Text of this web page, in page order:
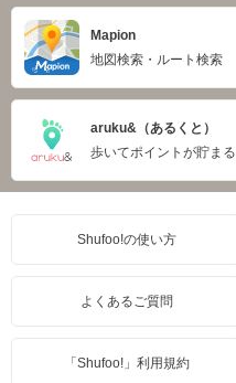
Mapion
地図検索・ルート検索
aruku&（あるくと）
歩いてポイントが貯まる
Shufoo!の使い方
よくあるご質問
「Shufoo!」利用規約